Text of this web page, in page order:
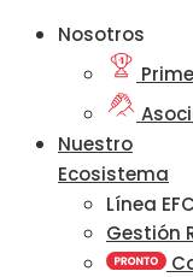
Nosotros
Nuestro
Ecosistema
Línea EFC
Gestión